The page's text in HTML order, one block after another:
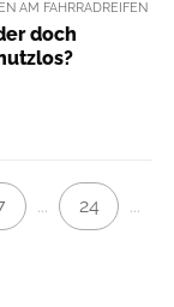
AM FAHRRADREIFEN
doch
... 24 ...